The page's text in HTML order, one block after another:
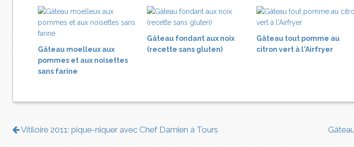
Gâteau moelleux aux
pommes et aux noisettes
sans farine
Gâteau fondant aux noix
(recette sans gluten)
Gâteau tout pomme au
citron vert à l'Airfryer
Vitiloire 2011: pique-niquer avec Chef Damien à Tours